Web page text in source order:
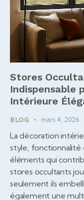
Stores
Indispensable
Intérieure
BLOG mars 4, 2026
La décoration
style, fonctionnalité
éléments qui
stores occultants
seulement ils
également une